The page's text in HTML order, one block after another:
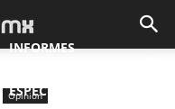
INFORMES
ESPECIALES
Opinion